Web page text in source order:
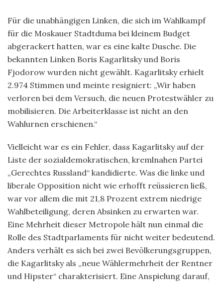
Für die unabhängigen Linken, die sich im Wahlkampf
für die Moskauer Stadtduma bei kleinem Budget
abgerackert hatten, war es eine kalte Dusche. Die
bekannten Linken Boris Kagarlitsky und Boris
Fjodorow wurden nicht gewählt. Kagarlitsky erhielt
2.974 Stimmen und meinte resigniert: „Wir haben
verloren bei dem Versuch, die neuen Protestwähler zu
mobilisieren. Die Arbeiterklasse ist nicht an den
Wahlurnen erschienen.“
Vielleicht war es ein Fehler, dass Kagarlitsky auf der
Liste der sozialdemokratischen, kremlnahen Partei
„Gerechtes Russland“ kandidierte. Was die linke und
liberale Opposition nicht wie erhofft reüssieren ließ,
war vor allem die mit 21,8 Prozent extrem niedrige
Wahlbeteiligung, deren Absinken zu erwarten war.
Eine Mehrheit dieser Metropole hält nun einmal die
Rolle des Stadtparlaments für nicht weiter bedeutend.
Anders verhält es sich bei zwei Bevölkerungsgruppen,
die Kagarlitsky als „neue Wählermehrheit der Rentner
und Hipster“ charakterisiert. Eine Anspielung darauf,